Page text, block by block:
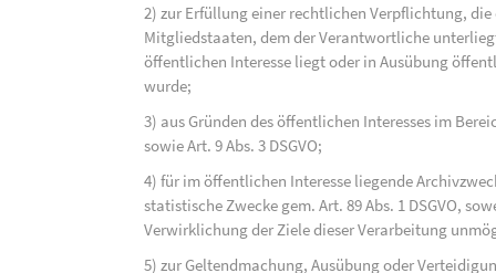
2) zur Erfüllung einer rechtlichen Verpflichtung,
Mitgliedstaaten, dem der Verantwortliche
öffentlichen Interesse liegt oder in Ausübung
wurde;
3) aus Gründen des öffentlichen Interesses im
sowie Art. 9 Abs. 3 DSGVO;
4) für im öffentlichen Interesse liegende
statistische Zwecke gem. Art. 89 Abs. 1 DSGVO,
Verwirklichung der Ziele dieser Verarbeitung
5) zur Geltendmachung, Ausübung oder